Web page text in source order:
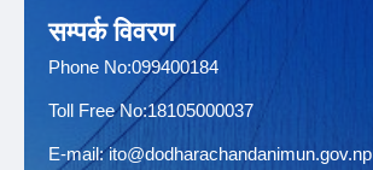
सम्पर्क विवरण
Phone No:099400184
Toll Free No:18105000037
E-mail:ito@dodharachandanimun.gov.np